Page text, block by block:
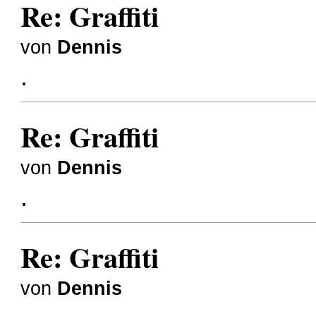
Re: Graffiti
von Dennis
.
Re: Graffiti
von Dennis
.
Re: Graffiti
von Dennis